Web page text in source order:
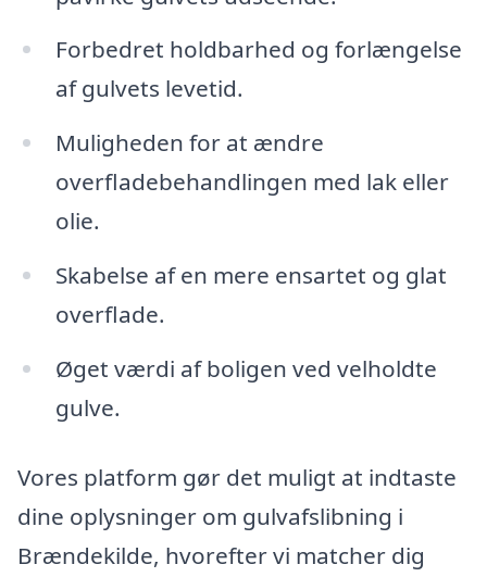
Forbedret holdbarhed og forlængelse
af gulvets levetid.
Muligheden for at ændre
overfladebehandlingen med lak eller
olie.
Skabelse af en mere ensartet og glat
overflade.
Øget værdi af boligen ved velholdte
gulve.
Vores platform gør det muligt at indtaste
dine oplysninger om gulvafslibning i
Brændekilde, hvorefter vi matcher dig